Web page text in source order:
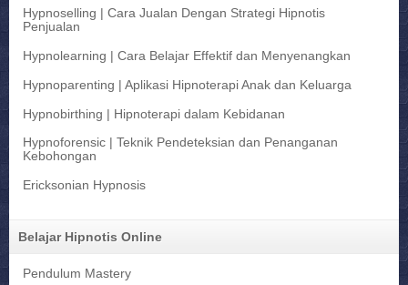
Hypnoselling | Cara Jualan Dengan Strategi Hipnotis
Penjualan
Hypnolearning | Cara Belajar Effektif dan Menyenangkan
Hypnoparenting | Aplikasi Hipnoterapi Anak dan Keluarga
Hypnobirthing | Hipnoterapi dalam Kebidanan
Hypnoforensic | Teknik Pendeteksian dan Penanganan
Kebohongan
Ericksonian Hypnosis
Belajar Hipnotis Online
Pendulum Mastery